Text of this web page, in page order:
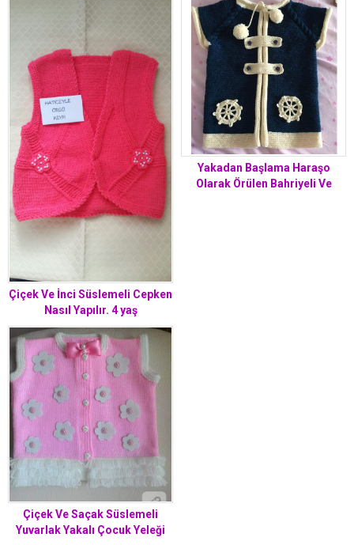
Çiçek Ve İnci Süslemeli Cepken
Nasıl Yapılır. 4 yaş
Yakadan Başlama Haraşo
Olarak Örülen Bahriyeli Ve
Çiçek Ve Saçak Süslemeli
Yuvarlak Yakalı Çocuk Yeleği